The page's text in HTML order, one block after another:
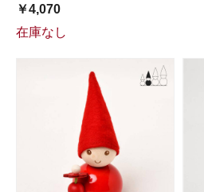
￥4,070
在庫なし